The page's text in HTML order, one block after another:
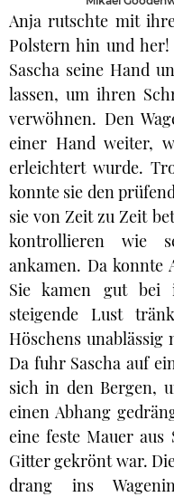
Anja rutschte mit
Polstern hin und her!
Sascha seine Hand
lassen, um ihren
verwöhnen. Den
einer Hand weiter,
erleichtert wurde.
konnte sie den
sie von Zeit zu Zeit
kontrollieren wie
ankamen. Da konnte
Sie kamen gut bei
steigende Lust
Höschens
Da fuhr Sascha auf
sich in den Bergen,
einen Abhang
eine feste Mauer
Gitter gekrönt war.
drang ins